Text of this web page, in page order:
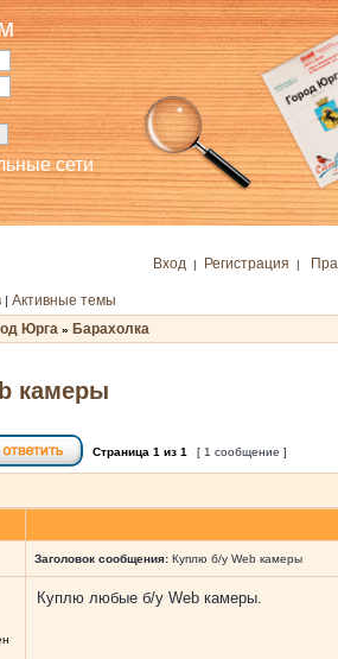
сети
Вход | Регистрация |
| Активные темы
Юрга » Барахолка
камеры
Страница 1 из 1 [ 1 сообщение ]
Заголовок сообщения: Куплю б/у Web камеры
Куплю любые б/у Web камеры.